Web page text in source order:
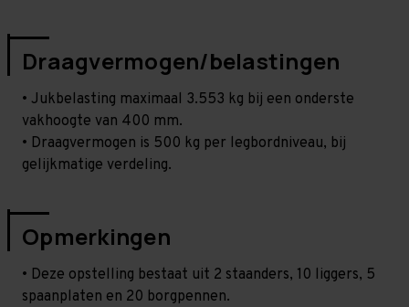
Draagvermogen/belastingen
• Jukbelasting maximaal 3.553 kg bij een onderste
vakhoogte van 400 mm.
• Draagvermogen is 500 kg per legbordniveau, bij
gelijkmatige verdeling.
Opmerkingen
• Deze opstelling bestaat uit 2 staanders, 10 liggers, 5
spaanplaten en 20 borgpennen.